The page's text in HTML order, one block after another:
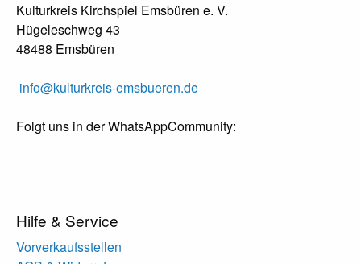
Kulturkreis Kirchspiel Emsbüren e. V.
Hügeleschweg 43
48488 Emsbüren
info@kulturkreis-emsbueren.de
Folgt uns in der WhatsAppCommunity:
Hilfe & Service
Vorverkaufsstellen